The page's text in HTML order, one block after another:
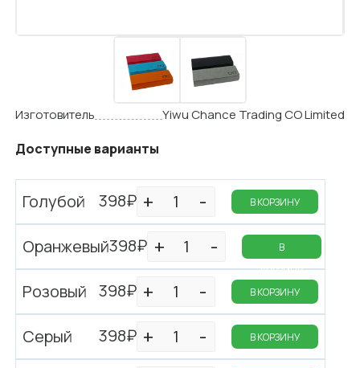
Изготовитель Yiwu Chance Trading CO Limited
Доступные варианты
Голубой 398₽ В КОРЗИНУ
Оранжевый398₽
В
КОРЗИНУ
Розовый 398₽ В КОРЗИНУ
Серый 398₽ В КОРЗИНУ